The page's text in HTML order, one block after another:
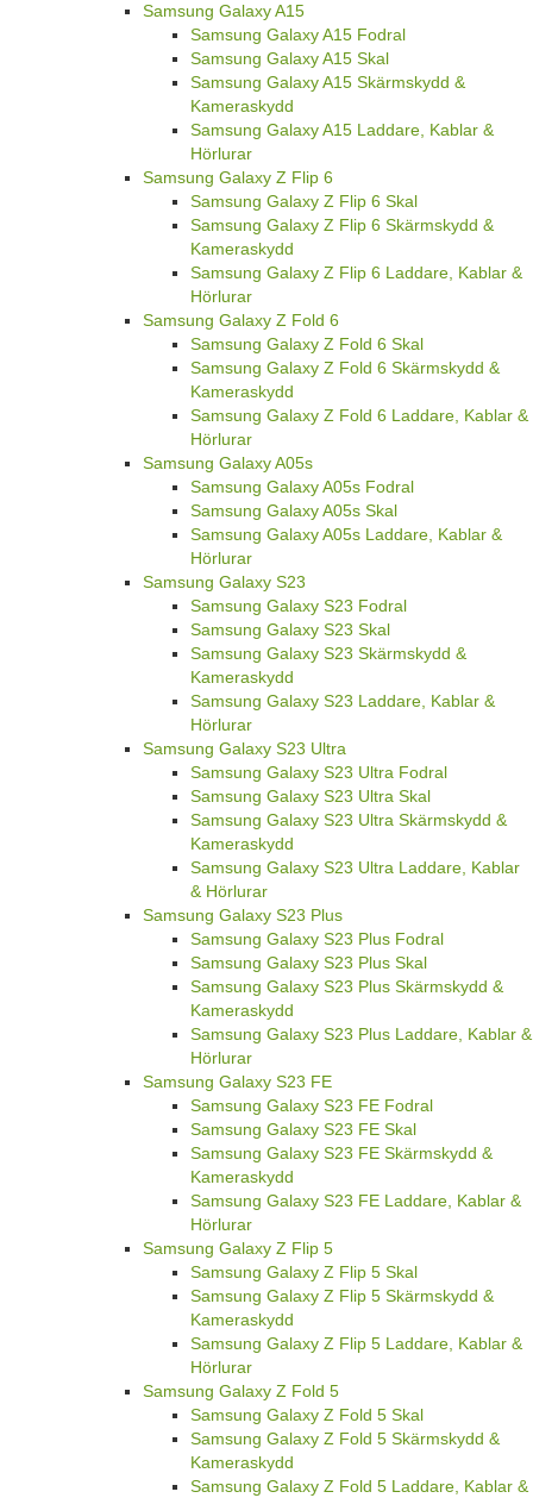
Samsung Galaxy A15
Samsung Galaxy A15 Fodral
Samsung Galaxy A15 Skal
Samsung Galaxy A15 Skärmskydd &
Kameraskydd
Samsung Galaxy A15 Laddare, Kablar &
Hörlurar
Samsung Galaxy Z Flip 6
Samsung Galaxy Z Flip 6 Skal
Samsung Galaxy Z Flip 6 Skärmskydd &
Kameraskydd
Samsung Galaxy Z Flip 6 Laddare, Kablar &
Hörlurar
Samsung Galaxy Z Fold 6
Samsung Galaxy Z Fold 6 Skal
Samsung Galaxy Z Fold 6 Skärmskydd &
Kameraskydd
Samsung Galaxy Z Fold 6 Laddare, Kablar &
Hörlurar
Samsung Galaxy A05s
Samsung Galaxy A05s Fodral
Samsung Galaxy A05s Skal
Samsung Galaxy A05s Laddare, Kablar &
Hörlurar
Samsung Galaxy S23
Samsung Galaxy S23 Fodral
Samsung Galaxy S23 Skal
Samsung Galaxy S23 Skärmskydd &
Kameraskydd
Samsung Galaxy S23 Laddare, Kablar &
Hörlurar
Samsung Galaxy S23 Ultra
Samsung Galaxy S23 Ultra Fodral
Samsung Galaxy S23 Ultra Skal
Samsung Galaxy S23 Ultra Skärmskydd &
Kameraskydd
Samsung Galaxy S23 Ultra Laddare, Kablar
& Hörlurar
Samsung Galaxy S23 Plus
Samsung Galaxy S23 Plus Fodral
Samsung Galaxy S23 Plus Skal
Samsung Galaxy S23 Plus Skärmskydd &
Kameraskydd
Samsung Galaxy S23 Plus Laddare, Kablar &
Hörlurar
Samsung Galaxy S23 FE
Samsung Galaxy S23 FE Fodral
Samsung Galaxy S23 FE Skal
Samsung Galaxy S23 FE Skärmskydd &
Kameraskydd
Samsung Galaxy S23 FE Laddare, Kablar &
Hörlurar
Samsung Galaxy Z Flip 5
Samsung Galaxy Z Flip 5 Skal
Samsung Galaxy Z Flip 5 Skärmskydd &
Kameraskydd
Samsung Galaxy Z Flip 5 Laddare, Kablar &
Hörlurar
Samsung Galaxy Z Fold 5
Samsung Galaxy Z Fold 5 Skal
Samsung Galaxy Z Fold 5 Skärmskydd &
Kameraskydd
Samsung Galaxy Z Fold 5 Laddare, Kablar &